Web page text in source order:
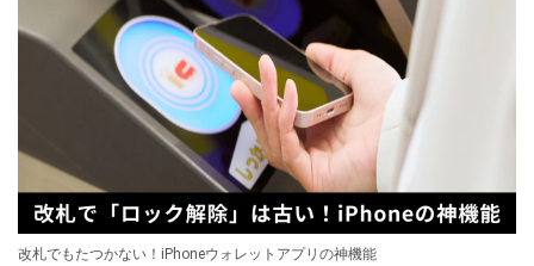
改札でもたつかない！iPhoneウォレットアプリの神機能